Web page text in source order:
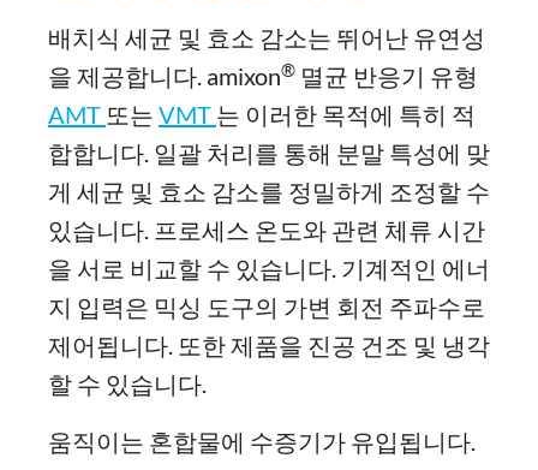
배치식 세균 및 효소 감소는 뛰어난 유연성
을 제공합니다. amixon® 멸균 반응기 유형
AMT 또는 VMT 는 이러한 목적에 특히 적
합합니다. 일괄 처리를 통해 분말 특성에 맞
게 세균 및 효소 감소를 정밀하게 조정할 수
있습니다. 프로세스 온도와 관련 체류 시간
을 서로 비교할 수 있습니다. 기계적인 에너
지 입력은 믹싱 도구의 가변 회전 주파수로
제어됩니다. 또한 제품을 진공 건조 및 냉각
할 수 있습니다.
움직이는 혼합물에 수증기가 유입됩니다.